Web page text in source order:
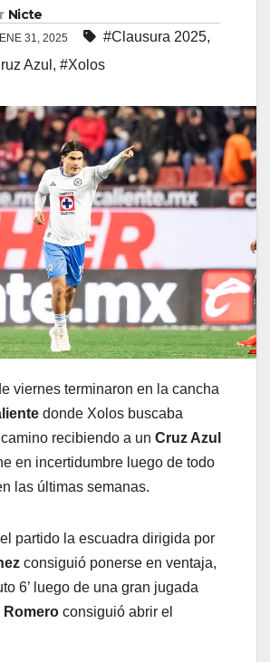
Nicte
ENE 31, 2025 #Clausura 2025,
Azul , #Xolos
viernes terminaron en la cancha
donde Xolos buscaba
recibiendo a un Cruz Azul
en incertidumbre luego de todo
las últimas semanas.
partido la escuadra dirigida por
consiguió ponerse en ventaja,
6’ luego de una gran jugada
Romero consiguió abrir el